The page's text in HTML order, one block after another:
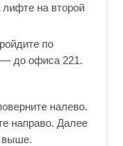
лифте на второй
по
— до офиса 221.
налево.
направо. Далее
выше.